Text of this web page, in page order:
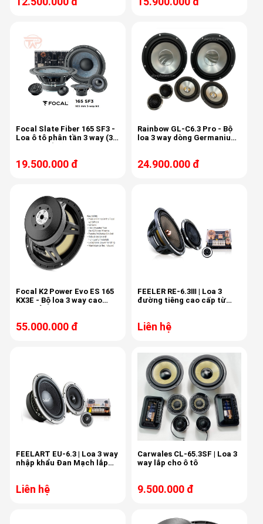
Focal Slate Fiber 165 SF3 -
Loa ô tô phân tần 3 way (3
19.500.000 đ
Rainbow GL-C6.3 Pro - Bộ
loa 3 way dòng Germanium
24.900.000 đ
Focal K2 Power Evo ES 165
KX3E - Bộ loa 3 way cao
55.000.000 đ
FEELER RE-6.3Ⅲ | Loa 3
đường tiêng cao cấp từ
Liên hệ
FEELART EU-6.3 | Loa 3 way
nhập khẩu Đan Mạch lắp
Liên hệ
Carwales CL-65.3SF | Loa 3
way lắp cho ô tô
9.500.000 đ